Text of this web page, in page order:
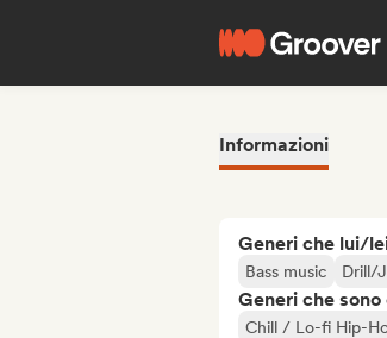
Informazioni
Generi che lui/
Bass music Drill/
Generi che
Chill / Lo-fi Hip-